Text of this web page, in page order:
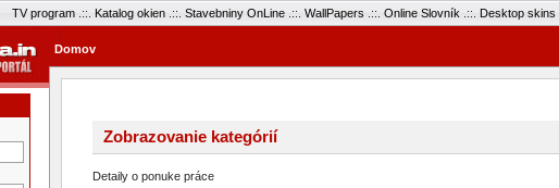
TV program.::. Katalog okien.::. Stavebniny OnLine.::. WallPapers .::. Online Slovník .::. Desktop skins
Domov
Zobrazovanie kategórií
Detaily o ponuke práce